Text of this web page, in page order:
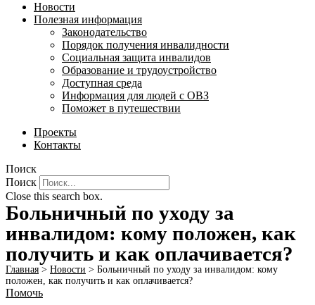
Новости
Полезная информация
Законодательство
Порядок получения инвалидности
Социальная защита инвалидов
Образование и трудоустройство
Доступная среда
Информация для людей с ОВЗ
Поможет в путешествии
Проекты
Контакты
Поиск
Поиск
Close this search box.
Больничный по уходу за
инвалидом: кому положен, как
получить и как оплачивается?
Главная > Новости > Больничный по уходу за инвалидом: кому
положен, как получить и как оплачивается?
Помочь